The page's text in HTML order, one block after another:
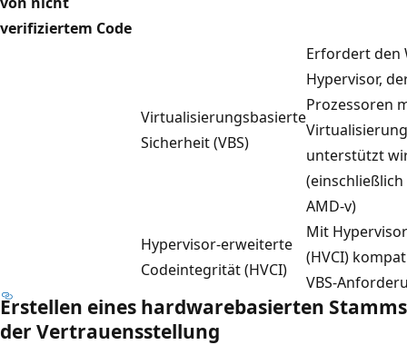
verifiziertem Code
Virtualisierungsbasierte
Sicherheit (VBS)
Erfordert den
Hypervisor,
Prozessoren
unterstützt
(einschließlich
AMD-v)
Hypervisor-erweiterte
Codeintegrität (HVCI)
Mit
(HVCI)
VBS-
Erstellen eines hardwarebasierten Stamms
der Vertrauensstellung